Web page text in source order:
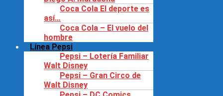
Coca Cola El deporte es
así…
Coca Cola – El vuelo del
hombre
Línea Pepsi
Pepsi – Lotería Familiar
Walt Disney
Pepsi – Gran Circo de
Walt Disney